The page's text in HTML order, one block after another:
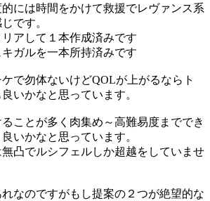
には時間をかけて救援でレヴァンス系
です。
アして１本作成済みです
ガルを一本所持済みです
で勿体ないけどQOLが上がるならト
いかなと思っています。
ことが多く肉集め～高難易度まででき
いかなと思っています。
凸でルシフェルしか超越をしていませ
なのですがもし提案の２つが絶望的な